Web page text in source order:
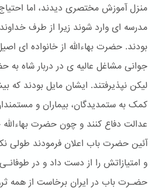
منزل آموزش مختصری دیدند، اما
مدرسه ای وارد شوند زیرا از طرف
بودند. حضرت بهاءالله از خانواده ای
جوانی مشاغل عالیه ی در دربار شاه به
لیکن نپذیرفتند. ایشان مایل بودند که
کمک به ستمدیدگان، بیماران و
عدالت دفاع کنند و چون حضرت
آئین حضرت باب اعلان فرمودند طولی
و امتیازاتش را از دست داد و در
حضـرت باب در ایران برخاست از همه